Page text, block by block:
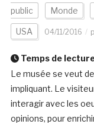
public Monde
USA 04/11/2016
Temps de
Le musée se veut
impliquant. Le
interagir avec les
opinions, pour